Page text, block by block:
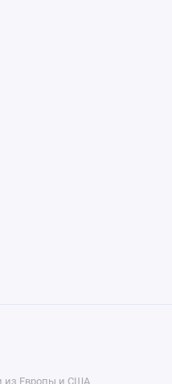
из Европы и США